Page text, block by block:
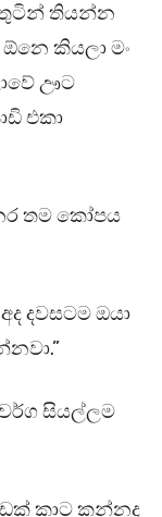
තියන්න
කියලා මං
ඌට
එකා
තම කෝපය
දවසටම ඔයා
සියල්ලම
කාට කන්නද